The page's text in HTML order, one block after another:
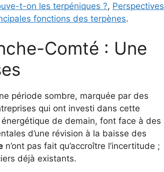
t-on les terpéniques ?, Perspectives
fonctions des terpènes.
Comté : Une
période sombre, marquée par des
qui ont investi dans cette
de demain, font face à des
d’une révision à la baisse des
n’ont pas fait qu’accroître l’incertitude ;
déjà existants.